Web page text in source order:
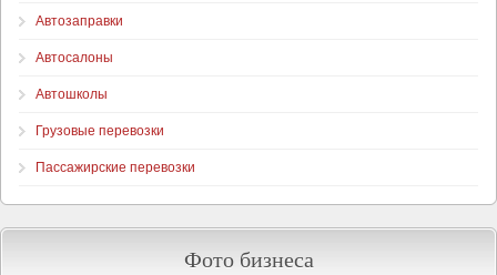
Автозаправки
Автосалоны
Автошколы
Грузовые перевозки
Пассажирские перевозки
Фото бизнеса